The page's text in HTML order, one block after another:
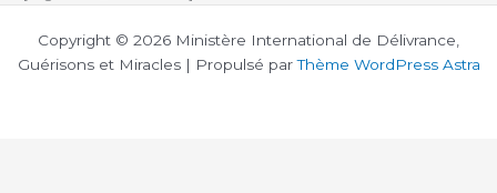
Copyright © 2026 Ministère International de Délivrance,
Guérisons et Miracles | Propulsé parThème WordPress Astra